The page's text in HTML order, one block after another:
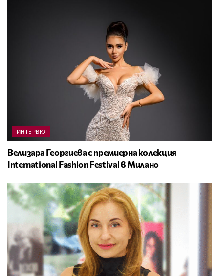
ИНТЕРВЮ
Велизара Георгиева с премиерна колекция
International Fashion Festival в Милано